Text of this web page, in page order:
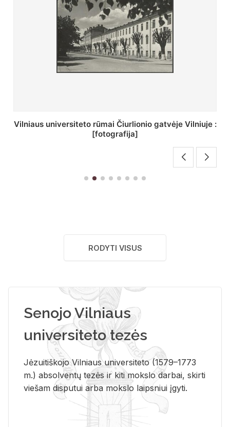
St. Batoro universiteto J. Pilsudskio kolegija :
[fotografija]
RODYTI VISUS
Senojo Vilniaus
universiteto tezės
Jėzuitiškojo Vilniaus universiteto (1579–1773
m.) absolventų tezės ir kiti mokslo darbai, skirti
viešam disputui arba mokslo laipsniui įgyti.